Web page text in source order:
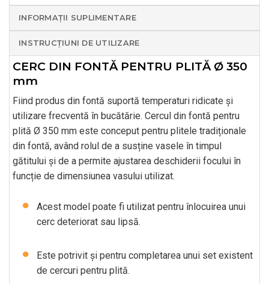
INFORMAȚII SUPLIMENTARE
INSTRUCȚIUNI DE UTILIZARE
CERC DIN FONTĂ PENTRU PLITĂ Ø 350
mm
Fiind produs din fontă suportă temperaturi ridicate și
utilizare frecventă în bucătărie. Cercul din fontă pentru
plită Ø 350 mm este conceput pentru plitele tradiționale
din fontă, având rolul de a susține vasele în timpul
gătitului și de a permite ajustarea deschiderii focului în
funcție de dimensiunea vasului utilizat.
Acest model poate fi utilizat pentru înlocuirea unui
cerc deteriorat sau lipsă.
Este potrivit și pentru completarea unui set existent
de cercuri pentru plită.